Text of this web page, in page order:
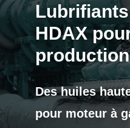
HDAX
Des huiles
pour moteur à